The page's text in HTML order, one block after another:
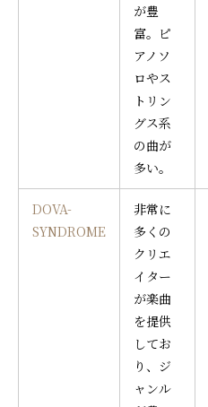
が豊
富。ピ
アノソ
ロやス
トリン
グス系
の曲が
多い。
DOVA-
SYNDROME
非常に
多くの
クリエ
イター
が楽曲
を提供
してお
り、ジ
ャンル